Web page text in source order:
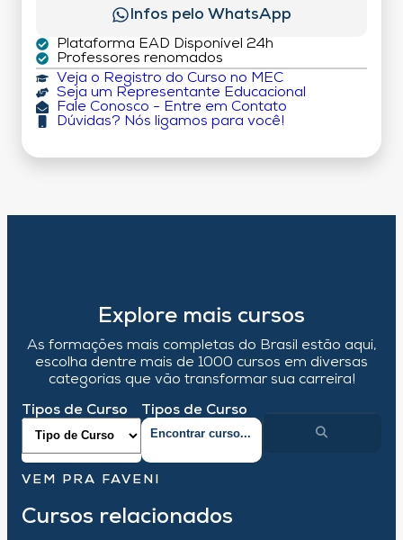
Infos pelo WhatsApp
Plataforma EAD Disponível 24h
Professores renomados
Veja o Registro do Curso no MEC
Seja um Representante Educacional
Fale Conosco - Entre em Contato
Dúvidas? Nós ligamos para você!
Explore mais cursos
As formações mais completas do Brasil estão aqui,
escolha dentre mais de 1000 cursos em diversas
categorias que vão transformar sua carreira!
Tipos de Curso Tipos de Curso
VEM PRA FAVENI
Cursos relacionados